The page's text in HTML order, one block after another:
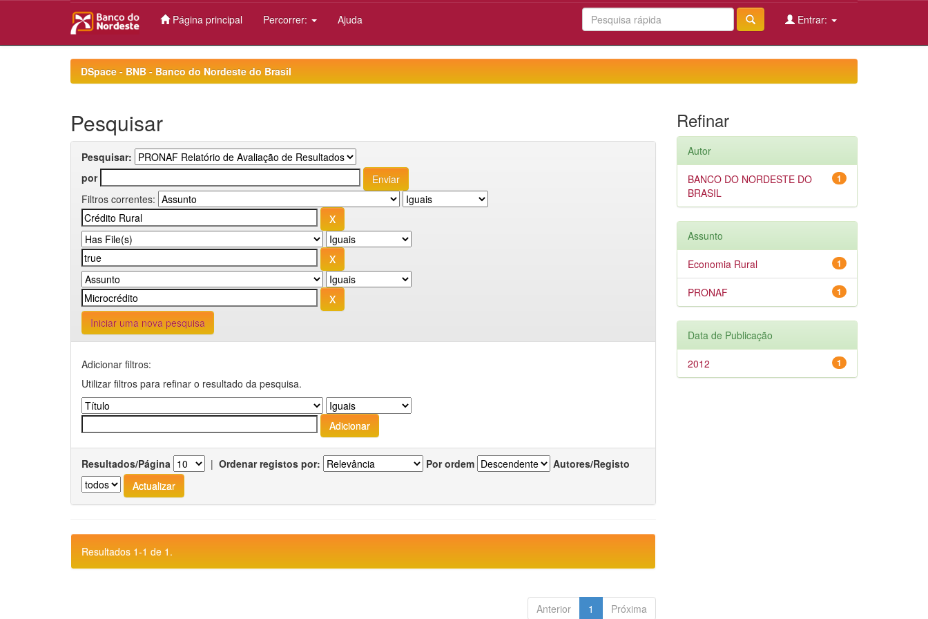
Página principal Percorrer: Ajuda Entrar:
DSpace - BNB - Banco do Nordeste do Brasil
Pesquisar
Pesquisar:
por
Filtros correntes:
Iniciar uma nova pesquisa
Adicionar filtros:
Utilizar filtros para refinar o resultado da pesquisa.
Resultados/Página | Ordenar registos por: Por ordem Autores/Registo
Resultados 1-1 de 1.
Anterior 1 Próxima
Refinar
Autor
1
BANCO DO NORDESTE DO
BRASIL
Assunto
1
Economia Rural
1
PRONAF
Data de Publicação
1
2012